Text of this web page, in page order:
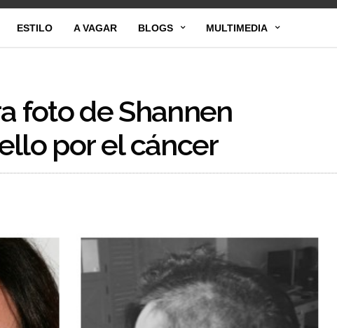
ESTILO A VAGAR BLOGS MULTIMEDIA
foto de Shannen
por el cáncer